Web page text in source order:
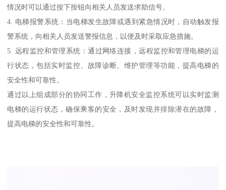
情况时可以通过按下按钮向相关人员发送求助信号。
4. 电梯报警系统：当电梯发生故障或遇到紧急情况时，自动触发报
警系统，向相关人员发送警报信息，以便及时采取应急措施。
5. 远程监控和管理系统：通过网络连接，远程监控和管理电梯的运
行状态，包括实时监控、故障诊断、维护管理等功能，提高电梯的
安全性和可靠性。
通过以上组成部分的协同工作，升降机安全监控系统可以实时监测
电梯的运行状态，确保乘客的安全，及时发现并排除潜在的故障，
提高电梯的安全性和可靠性。